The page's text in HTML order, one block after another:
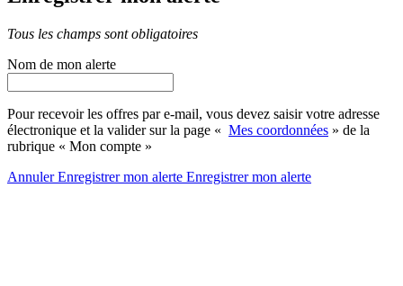
Tous les champs sont obligatoires
Nom de mon alerte
Pour recevoir les offres par e-mail, vous devez saisir votre adresse
électronique et la valider sur la page « Mes coordonnées » de la
rubrique « Mon compte »
AnnulerEnregistrer mon alerte Enregistrermon alerte